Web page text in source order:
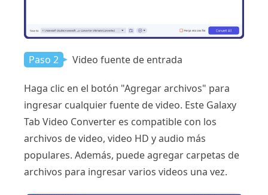
Paso 2 Video fuente de entrada
Haga clic en el botón "Agregar archivos" para
ingresar cualquier fuente de video. Este Galaxy
Tab Video Converter es compatible con los
archivos de video, video HD y audio más
populares. Además, puede agregar carpetas de
archivos para ingresar varios videos una vez.